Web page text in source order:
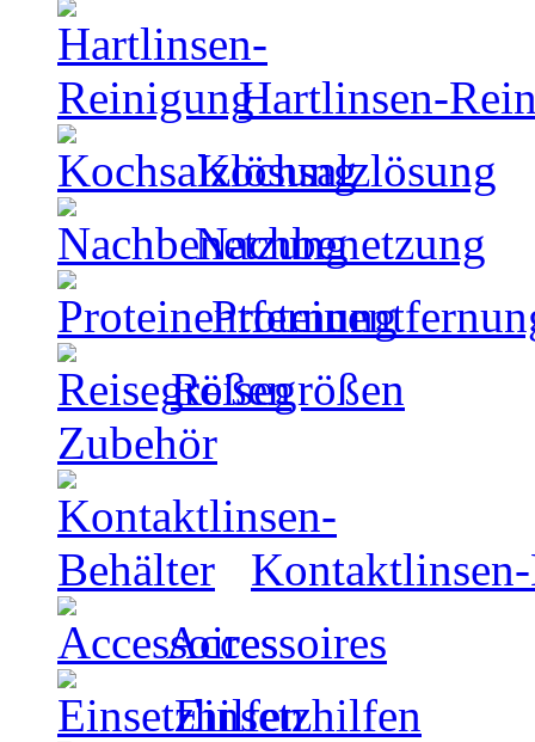
Hartlinsen-
Kochsalzlösung
Nachbenetzung
Reisegrößen
Zubehör
Accessoires
Einsetzhilfen